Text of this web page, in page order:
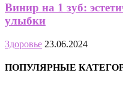
Винир на 1 зуб:
улыбки
Здоровье 23.06.2024
ПОПУЛЯРНЫЕ